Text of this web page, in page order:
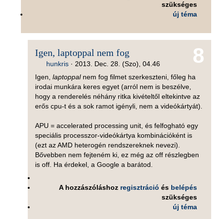
szükséges
új téma
8
Igen, laptoppal nem fog
hunkris · 2013. Dec. 28. (Szo), 04.46
Igen, laptoppalnem fog filmet szerkeszteni, főleg ha
irodai munkára keres egyet (arról nem is beszélve,
hogy a renderelés néhány ritka kivételtől eltekintve az
erős cpu-t és a sok ramot igényli, nem a videókártyát).
APU = accelerated processing unit, és felfogható egy
speciális processzor-videókártya kombinációként is
(ezt az AMD heterogén rendszereknek nevezi).
Bővebben nem fejteném ki, ez még az off részlegben
is off. Ha érdekel, a Google a barátod.
A hozzászóláshoz regisztráció és belépés
szükséges
új téma